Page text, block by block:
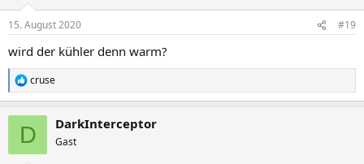
e
:
15. August 2020 #19
wird der kühler denn warm?
R
e
cruse
D DarkInterceptor
Gast